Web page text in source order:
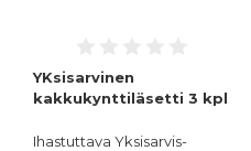
YKsisarvinen
kakkukynttiläsetti 3 kpl
Ihastuttava Yksisarvis-